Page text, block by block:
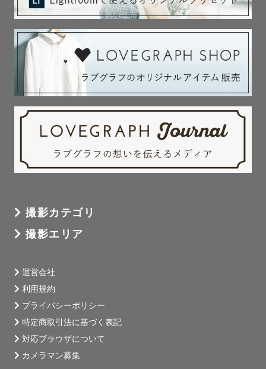
撮影カテゴリ
撮影エリア
運営会社
利用規約
プライバシーポリシー
特定商取引法に基づく表記
対応ブラウザについて
カメラマン募集